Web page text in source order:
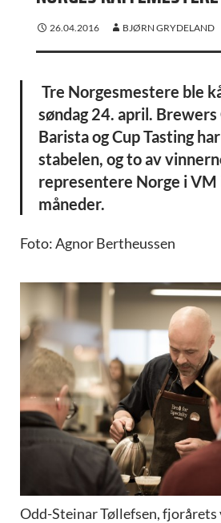
26.04.2016 BJØRN GRYDELAND
Tre Norgesmestere ble
søndag 24. april. Brewers
Barista og Cup Tasting
stabelen, og to av
representere Norge i VM
måneder.
Foto: Agnor Bertheussen
Odd-Steinar Tøllefsen, fjorårets